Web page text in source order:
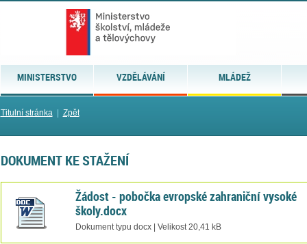
MINISTERSTVO VZDĚLÁVÁNÍ MLÁDEŽ
Titulní stránka| Zpět
DOKUMENT KE STAŽENÍ
Žádost - pobočka evropské zahraniční vysoké
školy.docx
Dokument typu docx | Velikost 20,41 kB